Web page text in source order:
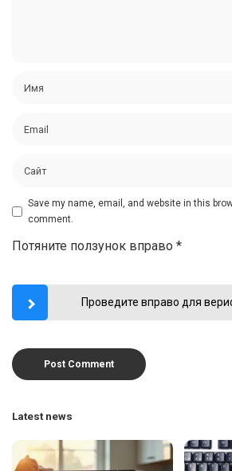
Save my name, email, and website in this
comment.
Потяните ползунок вправо *
Проведите вправо для
Latest news